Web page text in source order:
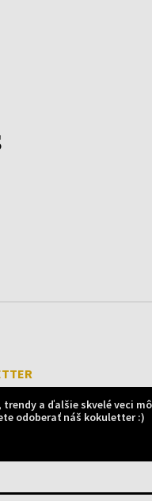
trendy a ďalšie skvelé veci
odoberať náš kokuletter :)